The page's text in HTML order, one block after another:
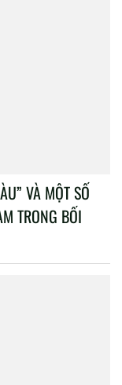
VÀ MỘT SỐ
TRONG BỐI